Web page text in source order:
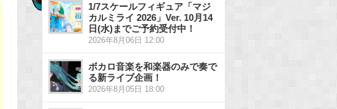
1/7スケールフィギュア「マジ
カルミライ 2026」Ver. 10月14
日(水)までご予約受付中！
2026年8月06日 12:00
ボカロ音楽を和楽器のみで奏で
る新ライブ企画！
2026年8月05日 18:00